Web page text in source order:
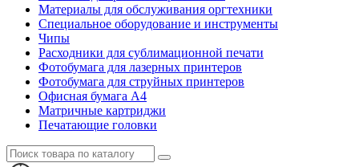
Материалы для обслуживания оргтехники
Специальное оборудование и инструменты
Чипы
Расходники для сублимационной печати
Фотобумага для лазерных принтеров
Фотобумага для струйных принтеров
Офисная бумага А4
Матричные картриджи
Печатающие головки